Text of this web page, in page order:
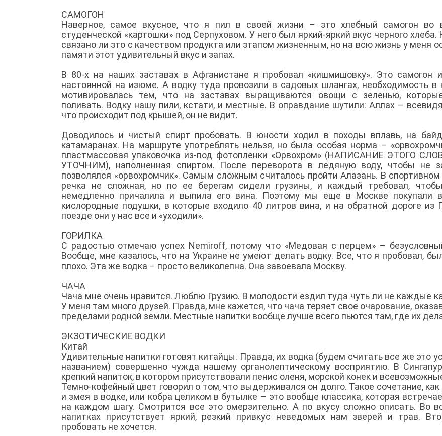
САМОГОН
Наверное, самое вкусное, что я пил в своей жизни – это хлебный самогон во
студенческой «картошки» под Серпуховом. У него был яркий-яркий вкус черного хлеба.
связано ли это с качеством продукта или этапом жизненным, но на всю жизнь у меня
памяти этот удивительный вкус и запах.
В 80-х на наших заставах в Афганистане я пробовал «кишмишовку». Это самогон
настоянной на изюме. А водку туда провозили в садовых шлангах, необходимость в
мотивировалась тем, что на заставах выращиваются овощи с зеленью,
поливать. Водку нашу пили, кстати, и местные. В оправдание шутили: Аллах –
что происходит под крышей, он не видит.
Доводилось и чистый спирт пробовать. В юности ходил в походы вплавь, на
катамаранах. На маршруте употреблять нельзя, но была особая норма –
пластмассовая упаковочка из-под фотопленки «Орвохром» (НАПИСАНИЕ ЭТОГО
УТОЧНИМ), наполненная спиртом. После переворота в ледяную воду, чтобы не
позволялся «орвохромчик». Самым сложным считалось пройти Алазань. В
речка не сложная, но по ее берегам сидели грузины, и каждый требовал,
немедленно причалила и выпила его вина. Поэтому мы еще в Москве покупали
кислородные подушки, в которые входило 40 литров вина, и на обратной дороге из
поезде они у нас все и «уходили».
ГОРИЛКА
С радостью отмечаю успех Nemiroff, потому что «Медовая с перцем» –
Вообще, мне казалось, что на Украине не умеют делать водку. Все, что я пробовал,
плохо. Эта же водка – просто великолепна. Она завоевала Москву.
ЧАЧА
Чача мне очень нравится. Люблю Грузию. В молодости ездил туда чуть ли не каждые
У меня там много друзей. Правда, мне кажется, что чача теряет свое очарование,
пределами родной земли. Местные напитки вообще лучше всего пьются там, где их
ЭКЗОТИЧЕСКИЕ ВОДКИ
Китай
Удивительные напитки готовят китайцы. Правда, их водка (будем считать все же это
названием) совершенно чужда нашему органолептическому восприятию. В
крепкий напиток, в котором присутствовали пенис оленя, морской конек и
Темно-кофейный цвет говорил о том, что выдерживался он долго. Такое сочетание, как
и змея в водке, или кобра целиком в бутылке – это вообще классика, которая
на каждом шагу. Смотрится все это омерзительно. А по вкусу сложно описать. Во
напитках присутствует яркий, резкий привкус неведомых нам зверей и трав.
пробовать не хочется.